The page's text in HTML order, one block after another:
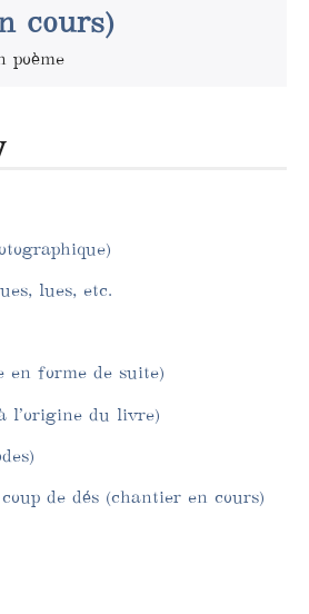
cours)
poème
lues, etc.
en forme de suite)
l’origine du livre)
de dés (chantier en cours)